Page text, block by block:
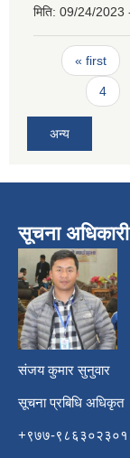
मिति: 09/24/2023
Pages
« first
4
अन्य
सूचना अधिकारी
संजय कुमार सुनुवार
सूचना प्रबिधि अधिकृत
+९७७-